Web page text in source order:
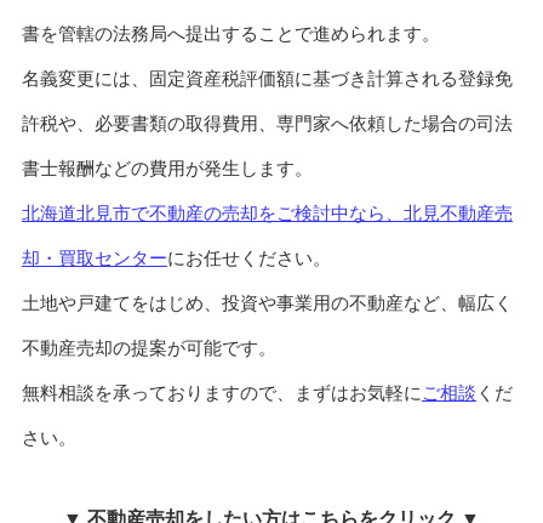
書を管轄の法務局へ提出することで進められます。
名義変更には、固定資産税評価額に基づき計算される登録免
許税や、必要書類の取得費用、専門家へ依頼した場合の司法
書士報酬などの費用が発生します。
北海道北見市で不動産の売却をご検討中なら、北見不動産売
却・買取センターにお任せください。
土地や戸建てをはじめ、投資や事業用の不動産など、幅広く
不動産売却の提案が可能です。
無料相談を承っておりますので、まずはお気軽に ご相談 くだ
さい。